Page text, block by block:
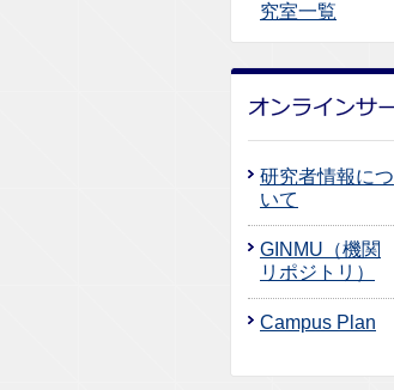
究室一覧
研究者情報につ
いて
GINMU（機関
リポジトリ）
Campus Plan